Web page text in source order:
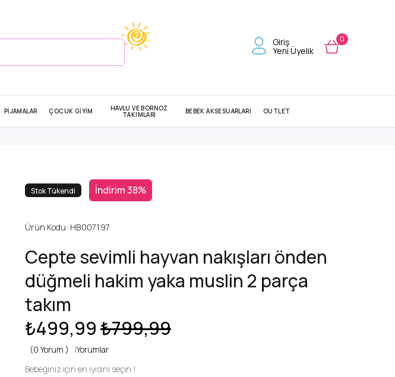
Giriş
Yeni Üyelik
0
PİJAMALAR ÇOCUK GİYİM HAVLU VE BORNOZ
TAKIMLARI BEBEK AKSESUARLARI OUTLET
Stok Tükendi İndirim 38%
Ürün Kodu: HB007197
Cepte sevimli hayvan nakışları önden
düğmeli hakim yaka muslin 2 parça
takım
₺499,99₺799,99
(0 Yorum ) |Yorumlar
Bebeğiniz için en iyisini seçin !